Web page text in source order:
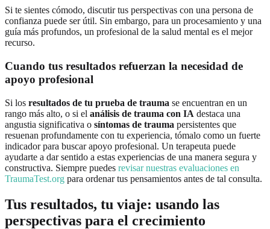
Si te sientes cómodo, discutir tus perspectivas con una persona de
confianza puede ser útil. Sin embargo, para un procesamiento y una
guía más profundos, un profesional de la salud mental es el mejor
recurso.
Cuando tus resultados refuerzan la necesidad de
apoyo profesional
Si los resultados de tu prueba de trauma se encuentran en un
rango más alto, o si el análisis de trauma con IA destaca una
angustia significativa o síntomas de trauma persistentes que
resuenan profundamente con tu experiencia, tómalo como un fuerte
indicador para buscar apoyo profesional. Un terapeuta puede
ayudarte a dar sentido a estas experiencias de una manera segura y
constructiva. Siempre puedes revisar nuestras evaluaciones en
TraumaTest.org para ordenar tus pensamientos antes de tal consulta.
Tus resultados, tu viaje: usando las
perspectivas para el crecimiento